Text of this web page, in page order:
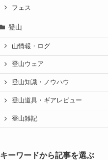
フェス
登山
山情報・ログ
登山ウェア
登山知識・ノウハウ
登山道具・ギアレビュー
登山雑記
キーワードから記事を選ぶ